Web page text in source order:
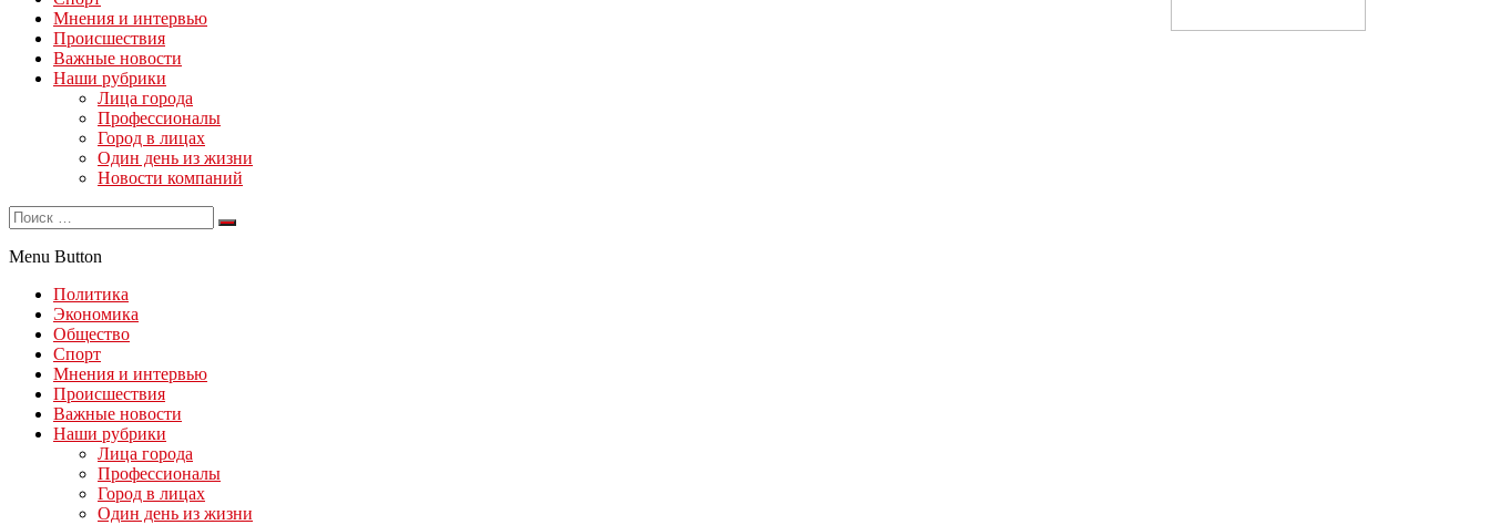
Мнения и интервью
Происшествия
Важные новости
Наши рубрики
Лица города
Профессионалы
Город в лицах
Один день из жизни
Новости компаний
Menu Button
Политика
Экономика
Общество
Спорт
Мнения и интервью
Происшествия
Важные новости
Наши рубрики
Лица города
Профессионалы
Город в лицах
Один день из жизни